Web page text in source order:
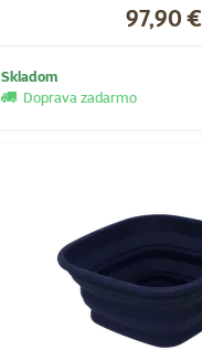
Cena
97,90 €
Skladom
Doprava zadarmo